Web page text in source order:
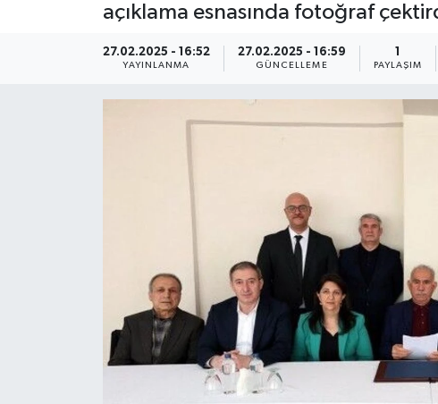
açıklama esnasında fotoğraf
27.02.2025 - 16:52
YAYINLANMA
27.02.2025 - 16:59
GÜNCELLEME
1
PAYLAŞIM